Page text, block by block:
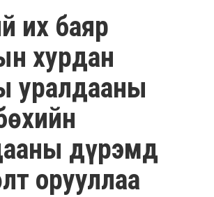
их баяр
хурдан
уралдааны
дүрэмд
орууллаа